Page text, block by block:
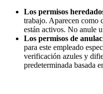
Los permisos
trabajo. Aparecen como
están activos. No anule
Los permisos de
para este empleado
verificación azules y
predeterminada basada